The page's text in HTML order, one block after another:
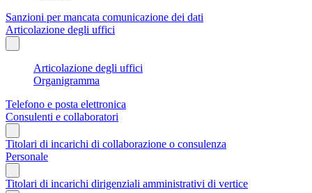
Sanzioni per mancata comunicazione dei dati
Articolazione degli uffici
Articolazione degli uffici
Organigramma
Telefono e posta elettronica
Consulenti e collaboratori
Titolari di incarichi di collaborazione o consulenza
Personale
Titolari di incarichi dirigenziali amministrativi di vertice